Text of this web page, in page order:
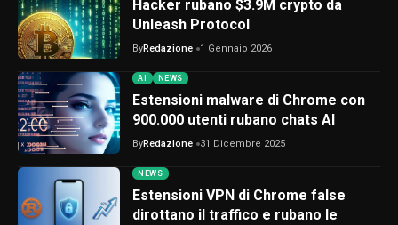
Hacker rubano $3.9M crypto da
Unleash Protocol
ByRedazione 1 Gennaio 2026
AI NEWS
Estensioni malware di Chrome con
900.000 utenti rubano chats AI
ByRedazione 31 Dicembre 2025
NEWS
Estensioni VPN di Chrome false
dirottano il traffico e rubano le